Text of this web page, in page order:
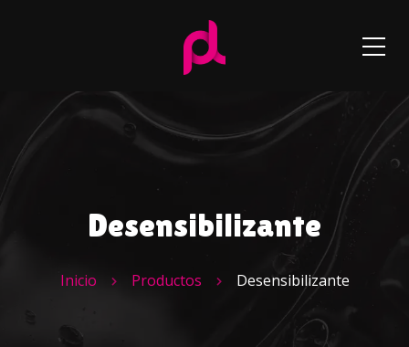
Desensibilizante
Inicio Productos Desensibilizante